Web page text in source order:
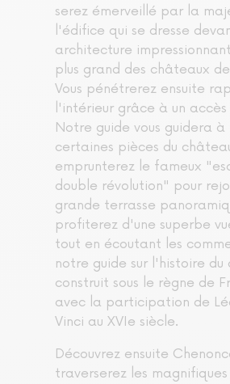
serez émerveillé par la
l'édifice qui se dresse
architecture
plus grand des châteaux
Vous pénétrerez ensuite
l'intérieur grâce à un
Notre guide vous guidera à
certaines pièces du
emprunterez le fameux
double révolution" pour
grande terrasse
profiterez d'une superbe
tout en écoutant les
notre guide sur l'histoire du
construit sous le règne de
avec la participation de
Vinci au XVIe siècle.
Découvrez ensuite
traverserez les